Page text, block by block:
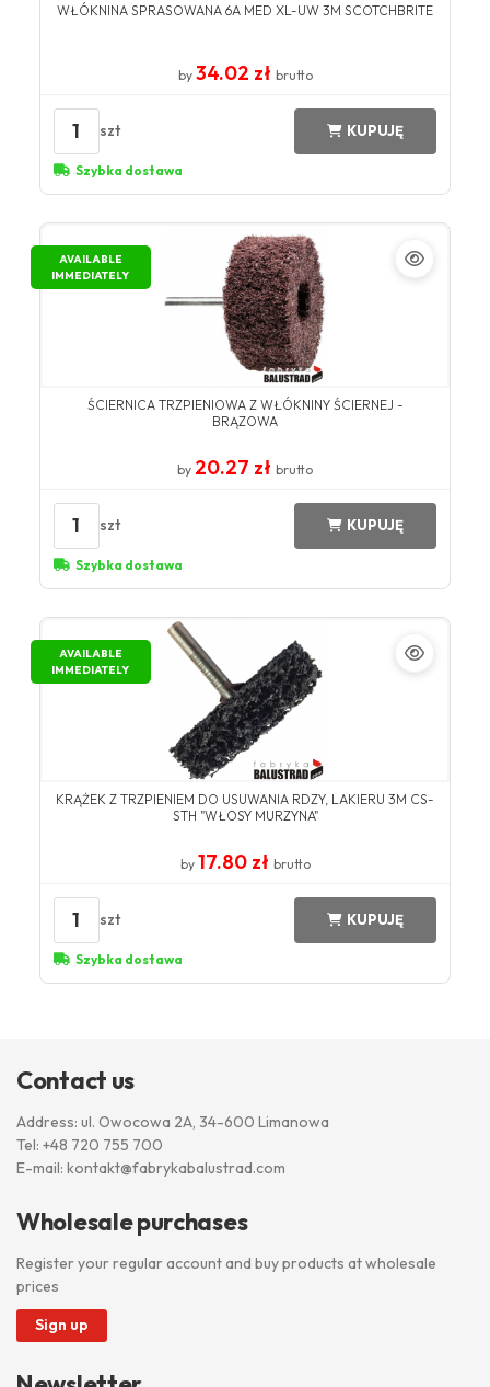
WŁÓKNINA SPRASOWANA 6A MED XL-UW 3M SCOTCHBRITE
by 34.02 zł brutto
1 szt KUPUJĘ
Szybka dostawa
AVAILABLE
IMMEDIATELY
ŚCIERNICA TRZPIENIOWA Z WŁÓKNINY ŚCIERNEJ -
BRĄZOWA
by 20.27 zł brutto
1 szt KUPUJĘ
Szybka dostawa
AVAILABLE
IMMEDIATELY
KRĄŻEK Z TRZPIENIEM DO USUWANIA RDZY, LAKIERU 3M CS-
STH "WŁOSY MURZYNA"
by 17.80 zł brutto
1 szt KUPUJĘ
Szybka dostawa
Contact us
Address: ul. Owocowa 2A, 34-600 Limanowa
Tel: +48 720 755 700
E-mail: kontakt@fabrykabalustrad.com
Wholesale purchases
Register your regular account and buy products at wholesale
prices
Sign up